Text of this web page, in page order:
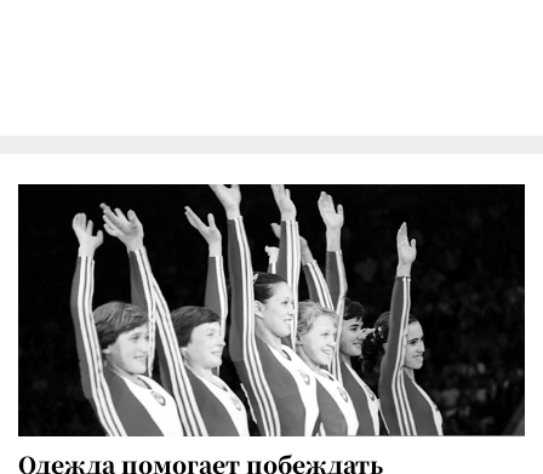
Одежда помогает побеждать